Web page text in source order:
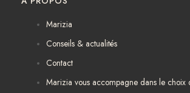
Marizia
Conseils & actualités
Contact
Marizia vous accompagne dans le choix